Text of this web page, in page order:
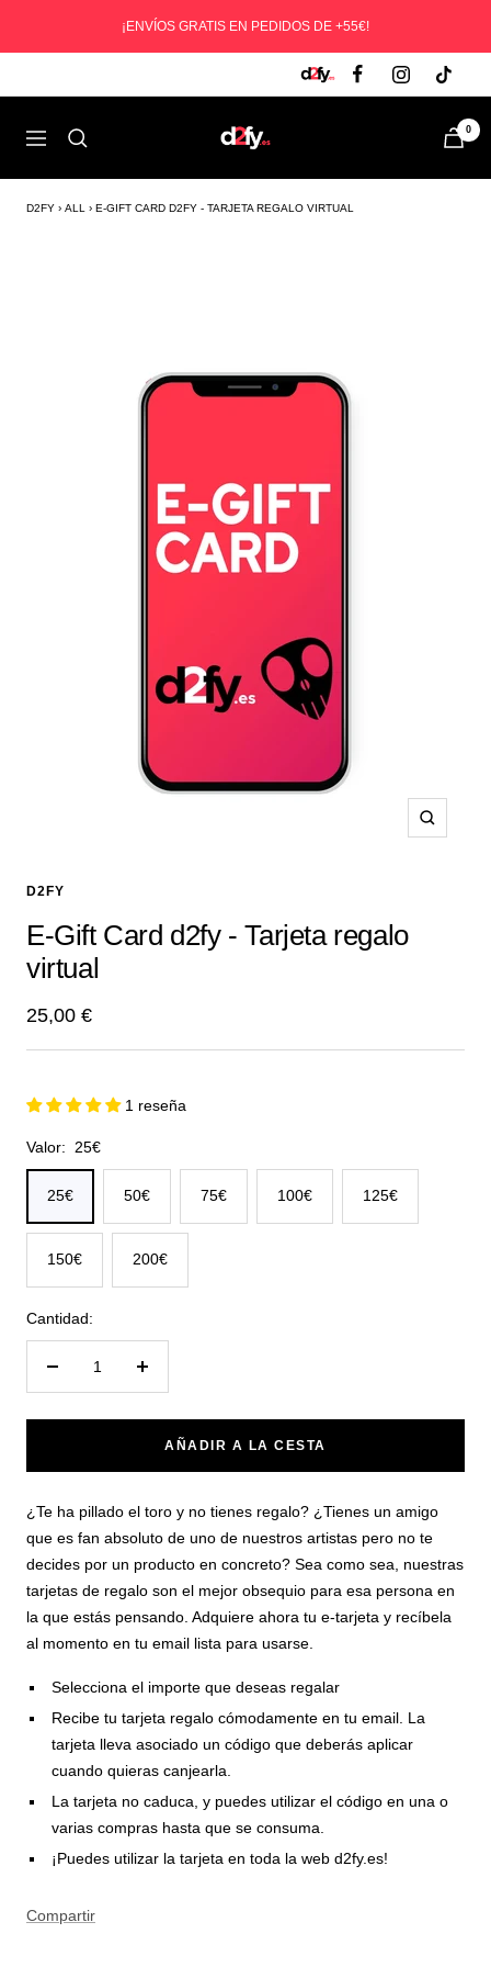
¡ENVÍOS GRATIS EN PEDIDOS DE +55€!
Navegación
D2fy
Direct
To
0
D2FY › ALL › E-GIFT CARD D2FY - TARJETA REGALO VIRTUAL
Zoom
D2FY
E-Gift Card d2fy - Tarjeta regalo
virtual
Precio
de
25,00 €
1 reseña
Valor: 25€
25€ 50€ 75€ 100€ 125€
150€ 200€
Cantidad:
AÑADIR A LA CESTA
¿Te ha pillado el toro y no tienes regalo? ¿Tienes un amigo
que es fan absoluto de uno de nuestros artistas pero no te
decides por un producto en concreto? Sea como sea, nuestras
tarjetas de regalo son el mejor obsequio para esa persona en
la que estás pensando. Adquiere ahora tu e-tarjeta y recíbela
al momento en tu email lista para usarse.
Selecciona el importe que deseas regalar
Recibe tu tarjeta regalo cómodamente en tu email. La
tarjeta lleva asociado un código que deberás aplicar
cuando quieras canjearla.
La tarjeta no caduca, y puedes utilizar el código en una o
varias compras hasta que se consuma.
¡Puedes utilizar la tarjeta en toda la web d2fy.es!
Compartir